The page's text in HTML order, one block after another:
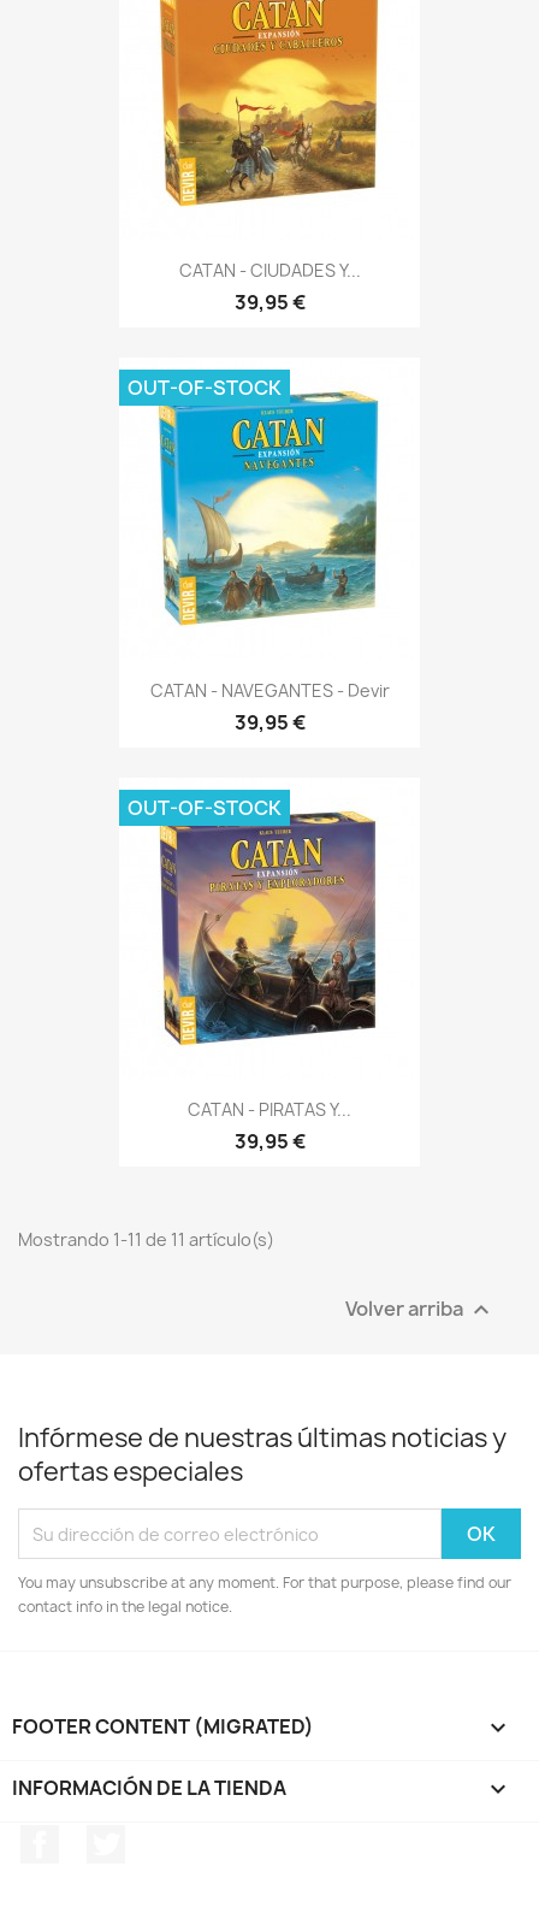
CATAN - CIUDADES Y...
39,95 €
CATAN - NAVEGANTES - Devir
39,95 €
OUT-OF-STOCK
CATAN - PIRATAS Y...
39,95 €
OUT-OF-STOCK
Mostrando 1-11 de 11 artículo(s)
Volver arriba 
Infórmese de nuestras últimas noticias y
ofertas especiales
You may unsubscribe at any moment. For that purpose, please find our
contact info in the legal notice.
FOOTER CONTENT (MIGRATED) 
INFORMACIÓN DE LA TIENDA keyboard_arrow_down